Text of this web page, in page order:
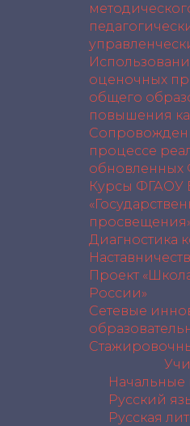
оценочных
общего
повышения
процессе
Курсы ФГАОУ
Диагностика
Проект
России»
Сетевые
Начальные
Русский
Русская